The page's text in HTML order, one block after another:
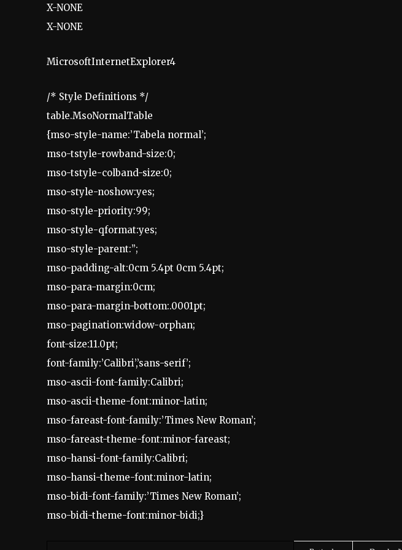
X-NONE
X-NONE
MicrosoftInternetExplorer4
/* Style Definitions */
table.MsoNormalTable
{mso-style-name:’Tabela normal’;
mso-tstyle-rowband-size:0;
mso-tstyle-colband-size:0;
mso-style-noshow:yes;
mso-style-priority:99;
mso-style-qformat:yes;
mso-style-parent:”;
mso-padding-alt:0cm 5.4pt 0cm 5.4pt;
mso-para-margin:0cm;
mso-para-margin-bottom:.0001pt;
mso-pagination:widow-orphan;
font-size:11.0pt;
font-family:’Calibri’,’sans-serif’;
mso-ascii-font-family:Calibri;
mso-ascii-theme-font:minor-latin;
mso-fareast-font-family:’Times New Roman’;
mso-fareast-theme-font:minor-fareast;
mso-hansi-font-family:Calibri;
mso-hansi-theme-font:minor-latin;
mso-bidi-font-family:’Times New Roman’;
mso-bidi-theme-font:minor-bidi;}